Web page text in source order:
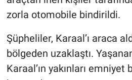
zorla otomobile bindirildi.
Şüpheliler, Karaal’ı araca
bölgeden uzaklaştı.
Karaal’ın yakınları